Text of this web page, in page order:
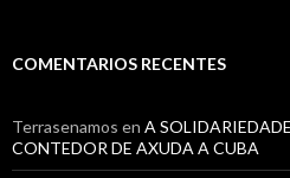
COMENTARIOS RECENTES
Terrasenamos en A
CONTEDOR DE AXUDA A CUBA